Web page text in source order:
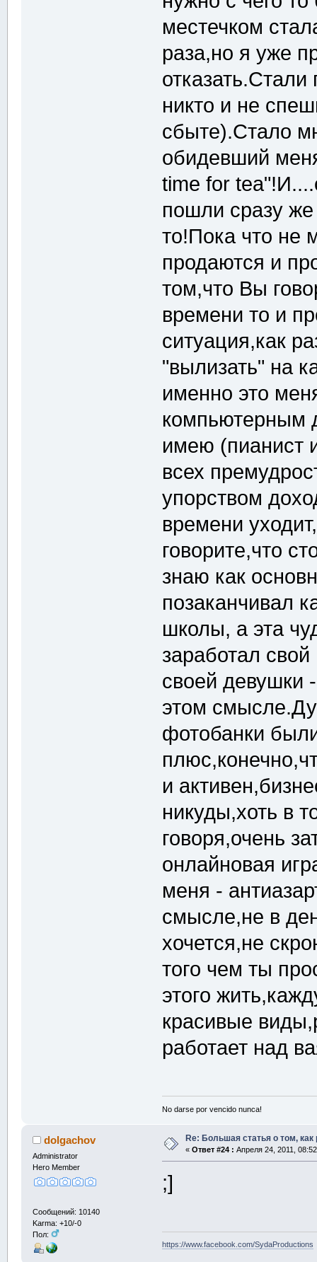
местечком
раза,но я уже
отказать.Стали
никто и не
сбыте).Стало
обидевший
time for
пошли сразу же
то!Пока что не
продаются и
том,что Вы
времени то и
ситуация,как
"вылизать" на
именно это
компьютерным
имею (пианист
всех
упорством
времени
говорите,что
знаю как
позаканчивал
школы, а эта
заработал
своей девушки
этом
фотобанки
и
никуды,хоть в
говоря,очень
онлайновая
меня -
смысле,не в
хочется,не
того чем ты
этого
красивые
работает над
No darse por vencido nunca!
dolgachov
Administrator
Hero Member
Сообщений: 10140
Karma: +10/-0
Пол:
Re: Большая статья о том, как
« Ответ #24 : Апреля 24, 2011,
;]
https://www.facebook.com/SydaProductions